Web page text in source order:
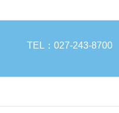
TEL：027-243-8700